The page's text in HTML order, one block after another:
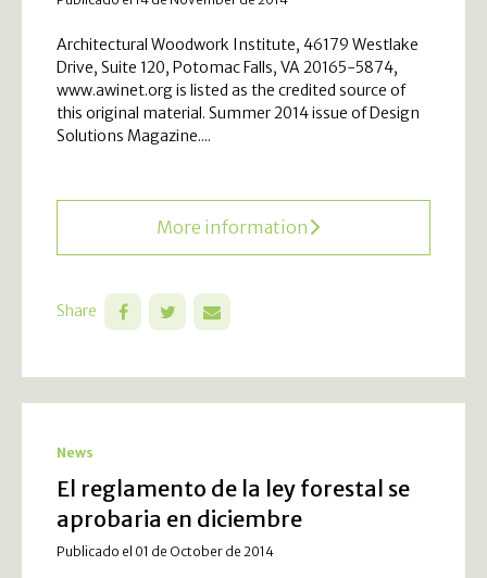
Architectural Woodwork Institute, 46179 Westlake
Drive, Suite 120, Potomac Falls, VA 20165-5874,
www.awinet.org is listed as the credited source of
this original material. Summer 2014 issue of Design
Solutions Magazine....
More information
Share
News
El reglamento de la ley forestal se
aprobaria en diciembre
Publicado el 01 de October de 2014